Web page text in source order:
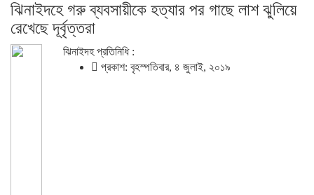
ঝিনাইদহে গরু ব্যবসায়ীকে হত্যার পর গাছে লাশ ঝুলিয়ে
রেখেছে দূর্বৃত্তরা
ঝিনাইদহ প্রতিনিধি :
প্রকাশ: বৃহস্পতিবার, ৪ জুলাই, ২০১৯